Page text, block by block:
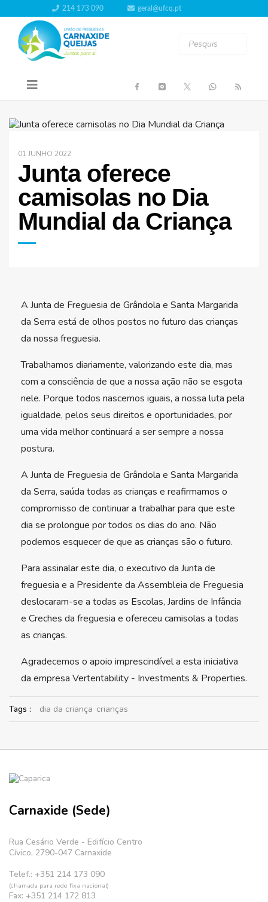
214 173 090 geral@ufcq.pt
01 JUNHO 2022
Junta oferece
camisolas no Dia
Mundial da Criança
A Junta de Freguesia de Grândola e Santa Margarida
da Serra está de olhos postos no futuro das crianças
da nossa freguesia.
Trabalhamos diariamente, valorizando este dia, mas
com a consciência de que a nossa ação não se esgota
nele. Porque todos nascemos iguais, a nossa luta pela
igualdade, pelos seus direitos e oportunidades, por
uma vida melhor continuará a ser sempre a nossa
postura.
A Junta de Freguesia de Grândola e Santa Margarida
da Serra, saúda todas as crianças e reafirmamos o
compromisso de continuar a trabalhar para que este
dia se prolongue por todos os dias do ano. Não
podemos esquecer de que as crianças são o futuro.
Para assinalar este dia, o executivo da Junta de
freguesia e a Presidente da Assembleia de Freguesia
deslocaram-se a todas as Escolas, Jardins de Infância
e Creches da freguesia e ofereceu camisolas a todas
as crianças.
Agradecemos o apoio imprescindível a esta iniciativa
da empresa Vertentability - Investments & Properties.
Tags : dia da criança crianças
Carnaxide (Sede)
Rua Cesário Verde - Edifício Centro
Cívico, 2790-047 Carnaxide
Telef.: +351 214 173 090
(chamada para rede fixa nacional)
Fax: +351 214 172 813